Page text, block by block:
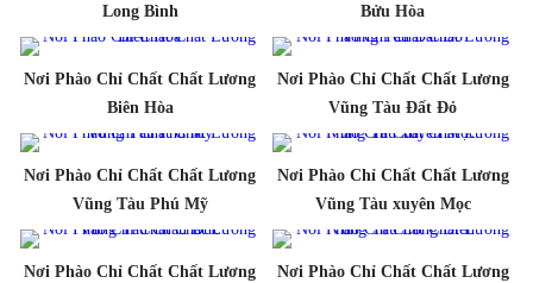
Long Bình
Bửu Hòa
Nơi Phào Chỉ Chất Chất Lương
Biên Hòa
Nơi Phào Chỉ Chất Chất Lương
Vũng Tàu Đất Đỏ
Nơi Phào Chỉ Chất Chất Lương
Vũng Tàu Phú Mỹ
Nơi Phào Chỉ Chất Chất Lương
Vũng Tàu xuyên Mọc
Nơi Phào Chỉ Chất Chất Lương
Nơi Phào Chỉ Chất Chất Lương